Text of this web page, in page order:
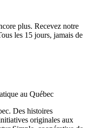
plus. Recevez notre
les 15 jours, jamais de
Des histoires
originales aux